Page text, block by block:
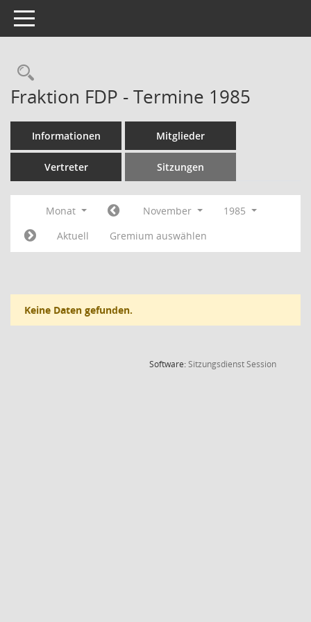
Toggle navigation
Rechercheauswahl
Fraktion FDP - Termine 1985
Informationen Mitglieder
Vertreter Sitzungen
Monat November
1985
Aktuell
Gremium auswählen
Keine Daten gefunden.
Software:SitzungsdienstSession(Wird in